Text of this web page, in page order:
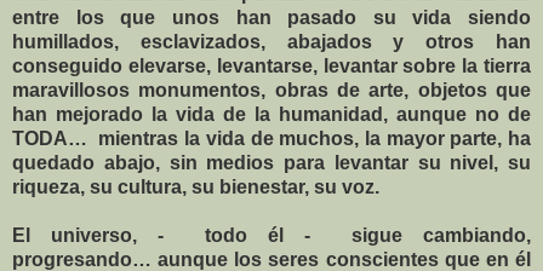
entre los que unos han pasado su vida siendo
humillados, esclavizados, abajados y otros han
conseguido elevarse, levantarse, levantar sobre la tierra
maravillosos monumentos, obras de arte, objetos que
han mejorado la vida de la humanidad, aunque no de
TODA…
mientras la vida de muchos, la mayor parte, ha
quedado abajo, sin medios para levantar su nivel, su
riqueza, su cultura, su bienestar, su voz.
El universo, - todo él -
sigue cambiando,
progresando… aunque los seres conscientes que en él